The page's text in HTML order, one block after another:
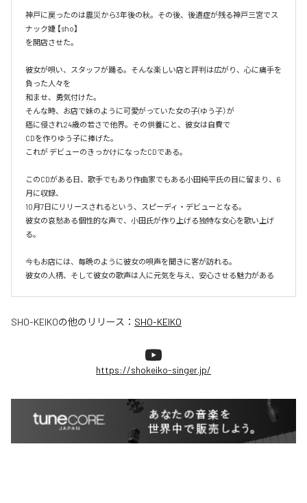
神戸に戻ったのは震災から3年後の秋。その後、後遺症が残る神戸三宮でス
ナック婕 【sho】
を開店させた。
彼女が唄い、スタッフが踊る。そんな楽しい店と評判は広がり、心に痛手を
負った人々を
和ませ、勇気付けた。
そんな時、お店で妹のように可愛がっていた女の子(ゆう子）が
癌に侵され24歳の若さで他界。その供養にと、彼女は自費で
CDを作りゆう子に捧げた。
これが デビューのきっかけになったCDである。
このCDがある日、歌手でもあり作曲家でもある小田純平氏の目に留まり、6
月に収録、
10月7日にリリースされるという、スピーディ・デビューとなる。
彼女の哀愁ある個性的な声で、小田氏が作り上げる独特な女心を歌い上げ
る。
今もお店には、毎晩のように彼女の唄声を聞きに客が訪れる。
彼女の人柄、そして彼女の歌声は人に元気を与え、安心させる魅力がある
SHO-KEIKOの他のリリース： SHO-KEIKO
https://shokeiko-singer.jp/